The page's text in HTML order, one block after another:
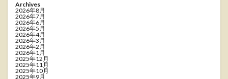
Archives
2026年8月
2026年7月
2026年6月
2026年5月
2026年4月
2026年3月
2026年2月
2026年1月
2025年12月
2025年11月
2025年10月
2025年9月